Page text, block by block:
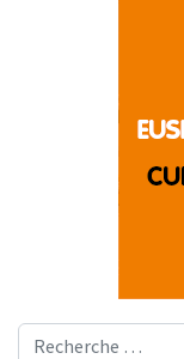
Rechercher